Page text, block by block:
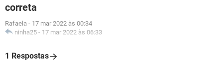
correta
Rafaela - 17 mar 2022 às 00:34
ninha25 - 17 mar 2022 às 06:33
1 Respostas